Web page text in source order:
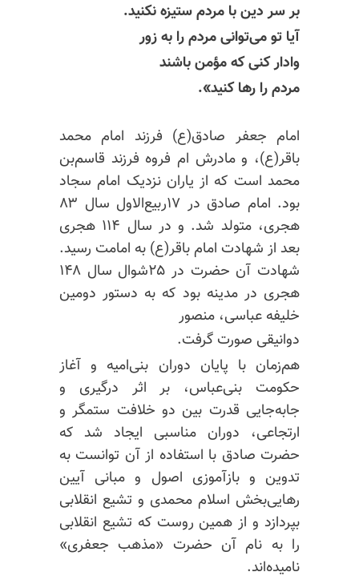
برسر دینبا مردم ستیزه نکنید.
آیا تو می‌توانی مردم را به زور
وادار کنی که مؤمن باشند
مردم را رها کنید».
امام جعفر صادق(ع) فرزند امام محمد
باقر(ع)، و مادرش ام فروه فرزند قاسم‌بن
محمد است که از یاران نزدیک امام سجاد
بود. امام صادق در ۱۷ربیع‌الاول سال ۸۳
هجری، متولد شد. و در سال ۱۱۴ هجری
بعد از شهادت امام باقر(ع) به امامت رسید.
شهادت آن حضرت در ۲۵شوال سال ۱۴۸
هجری در مدینه بود که به دستور دومین
خلیفه عباسی، منصور
دوانیقی صورت گرفت.
هم‌زمان با پایان دوران بنی‌امیه و آغاز
حکومت بنی‌عباس، بر اثر درگیری و
جابه‌جایی قدرت بین دو خلافت ستمگر و
ارتجاعی، دوران مناسبی ایجاد شد که
حضرت صادق با استفاده از آن توانست به
تدوین و بازآموزی اصول و مبانی آیین
رهایی‌بخش اسلام محمدی و تشیع انقلابی
بپردازد و از همین روست که تشیع انقلابی
را به نام آن حضرت «مذهب جعفری»
نامیده‌اند.